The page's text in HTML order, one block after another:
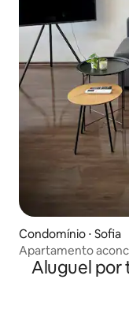
Condomínio ⋅ Sofia
Apartamento
gratuito e Wi-Fi
Aluguel por